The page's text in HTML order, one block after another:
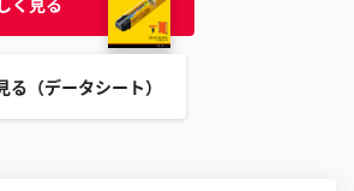
る（データシート）